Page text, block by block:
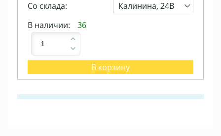
Со склада:
Калинина, 24В
В наличии:
36
В корзину